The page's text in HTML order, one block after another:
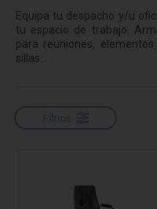
Equipa tu despacho y/u
tu espacio de trabajo.
para reuniones,
sillas...